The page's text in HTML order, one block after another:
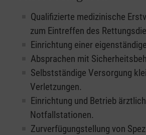
Qualifizierte medizinische
zum Eintreffen des
Einrichtung einer
Absprachen mit
Selbstständige Versorgung
Verletzungen.
Einrichtung und Betrieb
Notfallstationen.
Zurverfügungstellung von